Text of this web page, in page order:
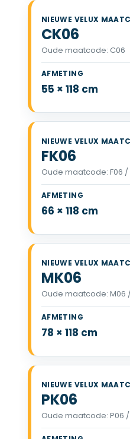
CK06
Oude maatcode: C06
VELUX CK06 55
55 × 118 cm
FK06
Oude maatcode: F06 /
VELUX FK06 66
66 × 118 cm
MK06
Oude maatcode: M06
VELUX MK06 78
78 × 118 cm
PK06
Oude maatcode: P06
VELUX PK06 94